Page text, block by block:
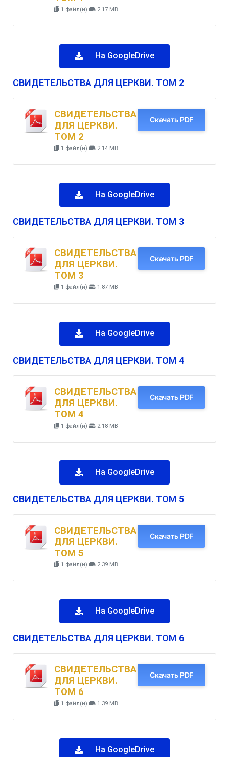
1 файл(и) 2.17 MB
На GoogleDrive
СВИДЕТЕЛЬСТВА ДЛЯ ЦЕРКВИ. ТОМ 2
СВИДЕТЕЛЬСТВА
ДЛЯ ЦЕРКВИ.
ТОМ 2
1 файл(и) 2.14 MB
Скачать PDF
На GoogleDrive
СВИДЕТЕЛЬСТВА ДЛЯ ЦЕРКВИ. ТОМ 3
СВИДЕТЕЛЬСТВА
ДЛЯ ЦЕРКВИ.
ТОМ 3
1 файл(и) 1.87 MB
Скачать PDF
На GoogleDrive
СВИДЕТЕЛЬСТВА ДЛЯ ЦЕРКВИ. ТОМ 4
СВИДЕТЕЛЬСТВА
ДЛЯ ЦЕРКВИ.
ТОМ 4
1 файл(и) 2.18 MB
Скачать PDF
На GoogleDrive
СВИДЕТЕЛЬСТВА ДЛЯ ЦЕРКВИ. ТОМ 5
СВИДЕТЕЛЬСТВА
ДЛЯ ЦЕРКВИ.
ТОМ 5
1 файл(и) 2.39 MB
Скачать PDF
На GoogleDrive
СВИДЕТЕЛЬСТВА ДЛЯ ЦЕРКВИ. ТОМ 6
СВИДЕТЕЛЬСТВА
ДЛЯ ЦЕРКВИ.
ТОМ 6
1 файл(и) 1.39 MB
Скачать PDF
На GoogleDrive